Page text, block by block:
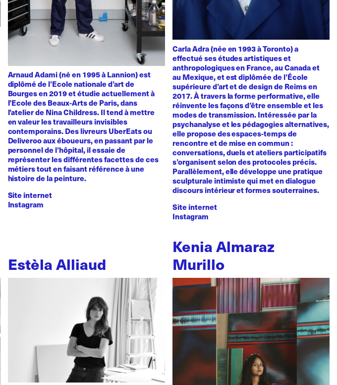
Arnaud Adami (né en 1995 à Lannion) est
diplômé de l’Ecole nationale d’art de
Bourges en 2019 et étudie actuellement à
l’Ecole des Beaux-Arts de Paris, dans
l’atelier de Nina Childress. Il tend à mettre
en valeur les travailleurs invisibles
contemporains. Des livreurs UberEats ou
Deliveroo aux éboueurs, en passant par le
personnel de l’hôpital, il essaie de
représenter les différentes facettes de ces
métiers tout en faisant référence à une
histoire de la peinture.
Site internet
Instagram
Carla Adra (née en 1993 à Toronto) a
effectué ses études artistiques et
anthropologiques en France, au Canada et
au Mexique, et est diplômée de l’École
supérieure d’art et de design de Reims en
2017. À travers la forme performative, elle
réinvente les façons d’être ensemble et les
modes de transmission. Intéressée par la
psychanalyse et les pédagogies alternatives,
elle propose des espaces-temps de
rencontre et de mise en commun :
conversations, duels et ateliers participatifs
s’organisent selon des protocoles précis.
Parallèlement, elle développe une pratique
sculpturale intimiste qui met en dialogue
discours intérieur et formes souterraines.
Site internet
Instagram
Estèla Alliaud
Kenia Almaraz
Murillo